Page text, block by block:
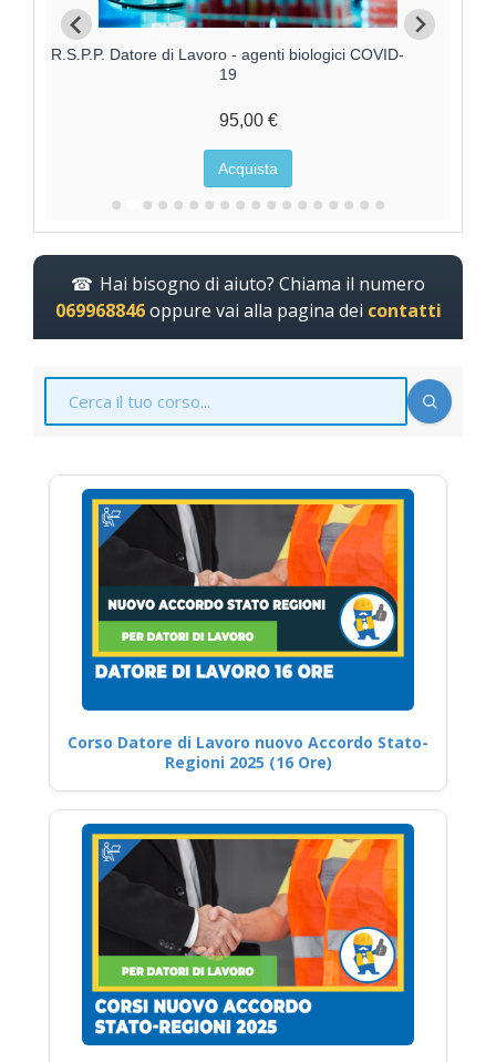
R.S.P.P. Datore di Lavoro - agenti biologici COVID-
19
95,00 €
Acquista
Hai bisogno di aiuto? Chiama il numero
069968846oppure vai alla pagina dei contatti
Corso Datore di Lavoro nuovo Accordo Stato-
Regioni 2025 (16 Ore)